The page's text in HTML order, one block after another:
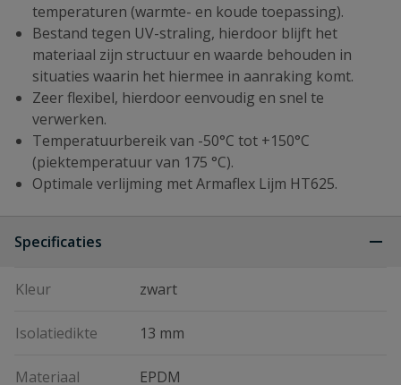
temperaturen (warmte- en koude toepassing).
Bestand tegen UV-straling, hierdoor blijft het
materiaal zijn structuur en waarde behouden in
situaties waarin het hiermee in aanraking komt.
Zeer flexibel, hierdoor eenvoudig en snel te
verwerken.
Temperatuurbereik van -50°C tot +150°C
(piektemperatuur van 175 °C).
Optimale verlijming met Armaflex Lijm HT625.
Specificaties
Kleur zwart
Isolatiedikte 13 mm
Materiaal EPDM